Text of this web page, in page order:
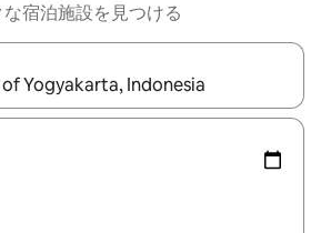
宿泊施設を見つける
たら、上下の矢印キーを使って移動するか